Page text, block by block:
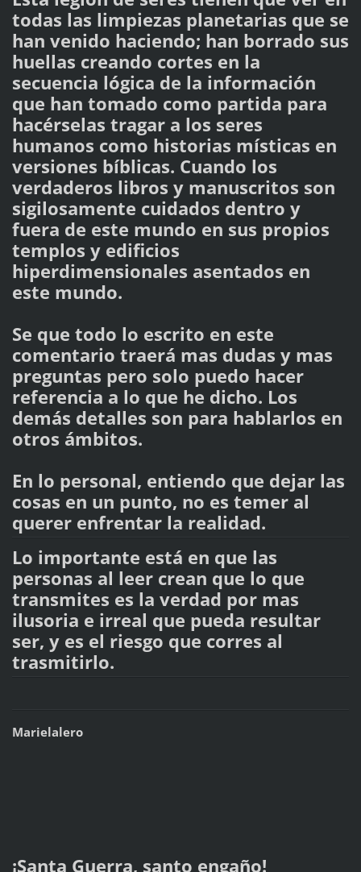
todas las limpiezas planetarias que se
han venido haciendo; han borrado sus
huellas creando cortes en la
secuencia lógica de la información
que han tomado como partida para
hacérselas tragar a los seres
humanos como historias místicas en
versiones bíblicas. Cuando los
verdaderos libros y manuscritos son
sigilosamente cuidados dentro y
fuera de este mundo en sus propios
templos y edificios
hiperdimensionales asentados en
este mundo.
Se que todo lo escrito en este
comentario traerá mas dudas y mas
preguntas pero solo puedo hacer
referencia a lo que he dicho. Los
demás detalles son para hablarlos en
otros ámbitos.
En lo personal, entiendo que dejar las
cosas en un punto, no es temer al
querer enfrentar la realidad.
Lo importante está en que las
personas al leer crean que lo que
transmites es la verdad por mas
ilusoria e irreal que pueda resultar
ser, y es el riesgo que corres al
trasmitirlo.
Marielalero
¡Santa Guerra, santo engaño!